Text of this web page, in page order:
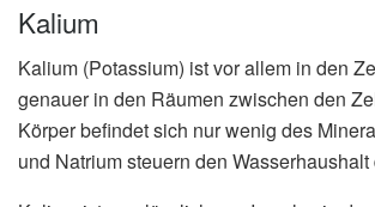
Kalium
Kalium (Potassium) ist vor allem in den
genauer in den Räumen zwischen den
Körper befindet sich nur wenig des
und Natrium steuern den